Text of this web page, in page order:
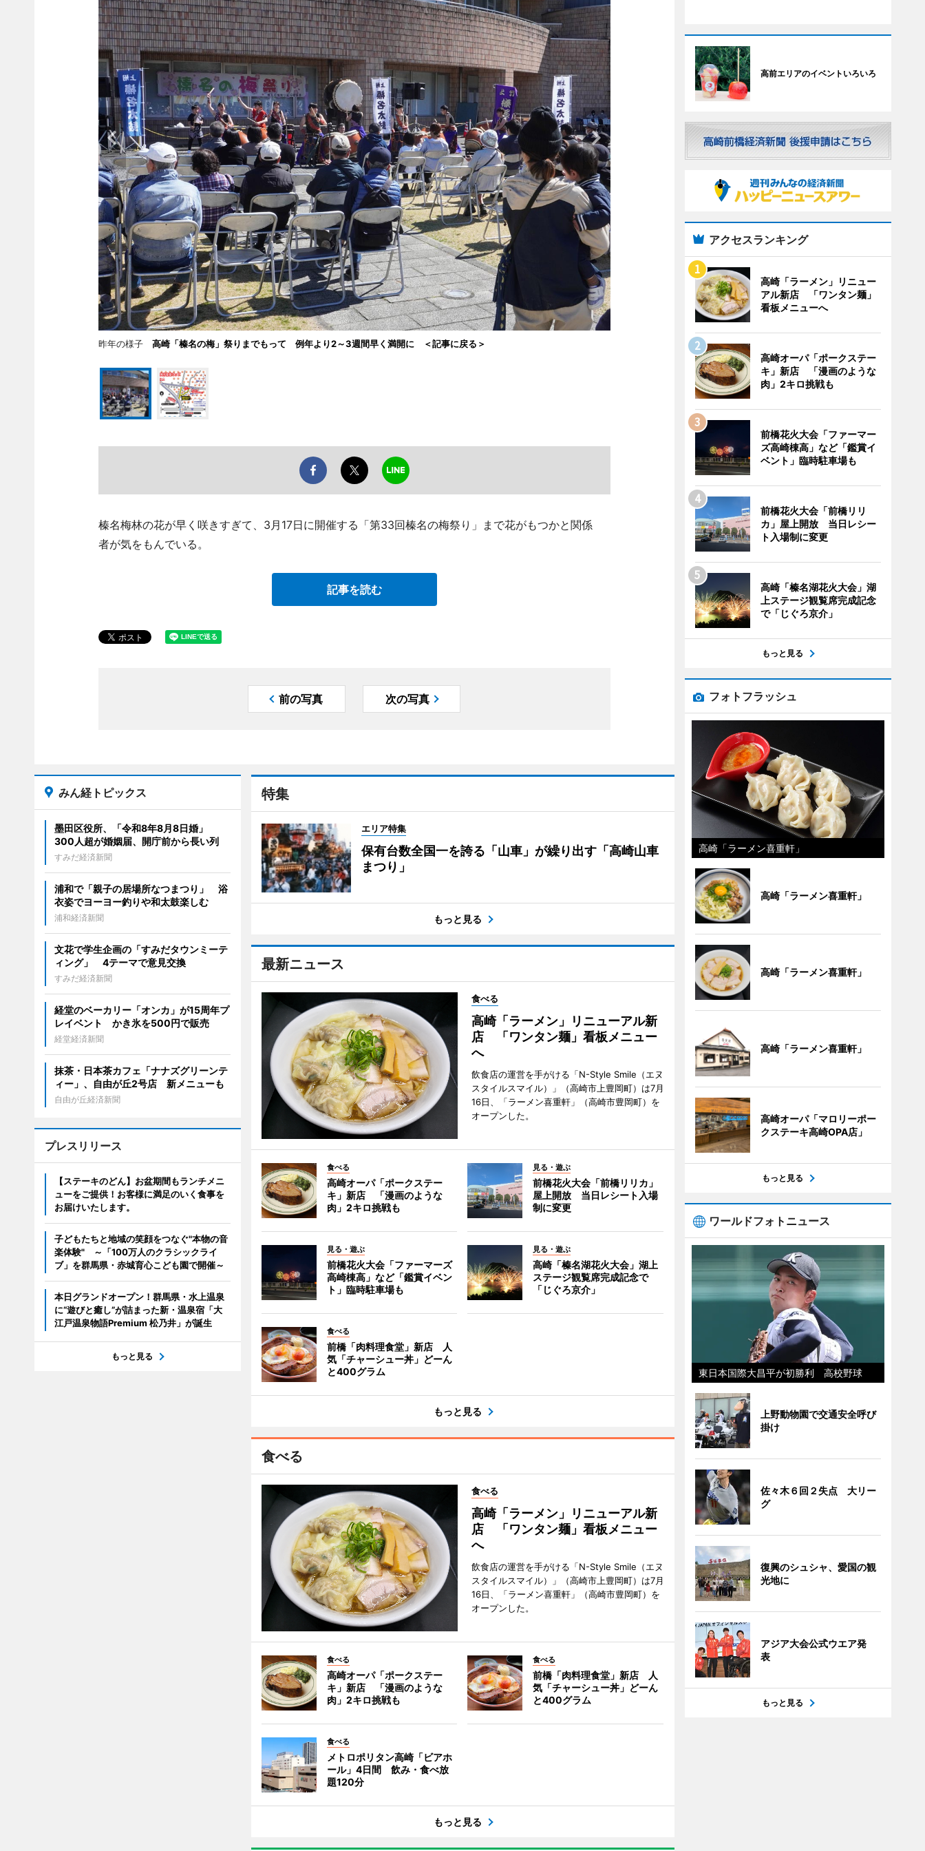
昨年の様子 高崎「榛名の梅」祭りまでもって 例年より2～3週間早く満開に ＜記事に戻る＞
榛名梅林の花が早く咲きすぎて、3月17日に開催する「第33回榛名の梅祭り」まで花がもつかと関係
者が気をもんでいる。
記事を読む
前の写真 次の写真
特集
エリア特集
保有台数全国一を誇る「山車」が繰り出す「高崎山車
まつり」
もっと見る
最新ニュース
食べる
高崎「ラーメン」リニューアル新
店 「ワンタン麺」看板メニュー
へ
飲食店の運営を手がける「N-Style Smile（エヌ
スタイルスマイル）」（高崎市上豊岡町）は7月
16日、「ラーメン喜重軒」（高崎市豊岡町）を
オープンした。
食べる
高崎オーパ「ポークステー
キ」新店 「漫画のような
肉」2キロ挑戦も
見る・遊ぶ
前橋花火大会「前橋リリカ」
屋上開放 当日レシート入場
制に変更
見る・遊ぶ
前橋花火大会「ファーマーズ
高崎棟高」など「鑑賞イベン
ト」臨時駐車場も
見る・遊ぶ
高崎「榛名湖花火大会」湖上
ステージ観覧席完成記念で
「じぐろ京介」
食べる
前橋「肉料理食堂」新店 人
気「チャーシュー丼」どーん
と400グラム
もっと見る
食べる
食べる
高崎「ラーメン」リニューアル新
店 「ワンタン麺」看板メニュー
へ
飲食店の運営を手がける「N-Style Smile（エヌ
スタイルスマイル）」（高崎市上豊岡町）は7月
16日、「ラーメン喜重軒」（高崎市豊岡町）を
オープンした。
食べる
高崎オーパ「ポークステー
キ」新店 「漫画のような
肉」2キロ挑戦も
食べる
前橋「肉料理食堂」新店 人
気「チャーシュー丼」どーん
と400グラム
食べる
メトロポリタン高崎「ビアホ
ール」4日間 飲み・食べ放
題120分
もっと見る
みん経トピックス
墨田区役所、「令和8年8月8日婚」
300人超が婚姻届、開庁前から長い列
すみだ経済新聞
浦和で「親子の居場所なつまつり」 浴
衣姿でヨーヨー釣りや和太鼓楽しむ
浦和経済新聞
文花で学生企画の「すみだタウンミーテ
ィング」 4テーマで意見交換
すみだ経済新聞
経堂のベーカリー「オンカ」が15周年プ
レイベント かき氷を500円で販売
経堂経済新聞
抹茶・日本茶カフェ「ナナズグリーンテ
ィー」、自由が丘2号店 新メニューも
自由が丘経済新聞
プレスリリース
【ステーキのどん】お盆期間もランチメニ
ューをご提供！お客様に満足のいく食事を
お届けいたします。
子どもたちと地域の笑顔をつなぐ"本物の音
楽体験" ～「100万人のクラシックライ
ブ」を群馬県・赤城育心こども園で開催～
本日グランドオープン！群馬県・水上温泉
に“遊びと癒し”が詰まった新・温泉宿「大
江戸温泉物語Premium 松乃井」が誕生
もっと見る
高前エリアのイベントいろいろ
アクセスランキング
高崎「ラーメン」リニュー
アル新店 「ワンタン麺」
看板メニューへ
高崎オーパ「ポークステー
キ」新店 「漫画のような
肉」2キロ挑戦も
前橋花火大会「ファーマー
ズ高崎棟高」など「鑑賞イ
ベント」臨時駐車場も
前橋花火大会「前橋リリ
カ」屋上開放 当日レシー
ト入場制に変更
高崎「榛名湖花火大会」湖
上ステージ観覧席完成記念
で「じぐろ京介」
もっと見る
フォトフラッシュ
高崎「ラーメン喜重軒」
高崎「ラーメン喜重軒」
高崎「ラーメン喜重軒」
高崎「ラーメン喜重軒」
高崎オーパ「マロリーポー
クステーキ高崎OPA店」
もっと見る
ワールドフォトニュース
東日本国際大昌平が初勝利 高校野球
上野動物園で交通安全呼び
掛け
佐々木６回２失点 大リー
グ
復興のシュシャ、愛国の観
光地に
アジア大会公式ウエア発
表
もっと見る